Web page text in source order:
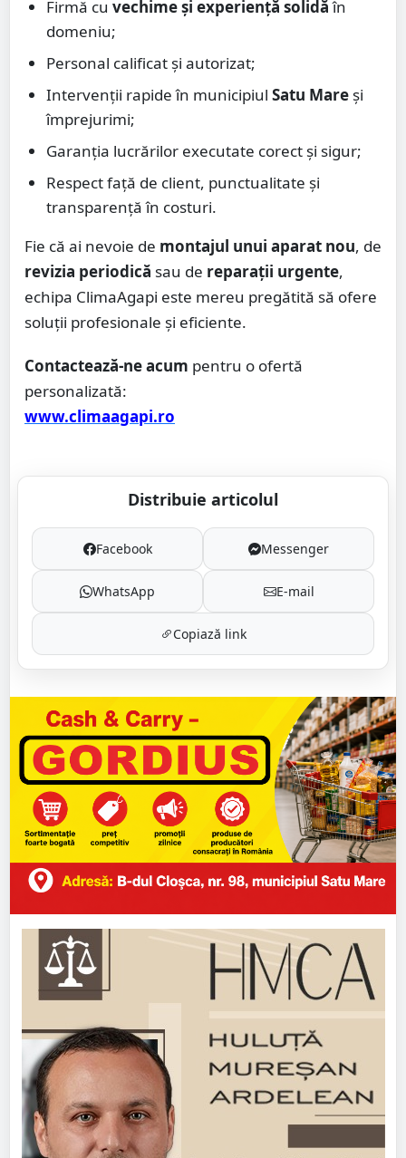
Firmă cu vechime și experiență solidăîn
domeniu;
Personal calificat și autorizat;
Intervenții rapide în municipiul Satu Mare și
împrejurimi;
Garanția lucrărilor executate corect și sigur;
Respect față de client, punctualitate și
transparență în costuri.
Fie că ai nevoie de montajul unui aparat nou, de
revizia periodică sau de reparații urgente,
echipa ClimaAgapi este mereu pregătită să ofere
soluții profesionale și eficiente.
Contactează-ne acum pentru o ofertă
personalizată:
www.climaagapi.ro
Distribuie articolul
Facebook Messenger
WhatsApp E-mail
Copiază link